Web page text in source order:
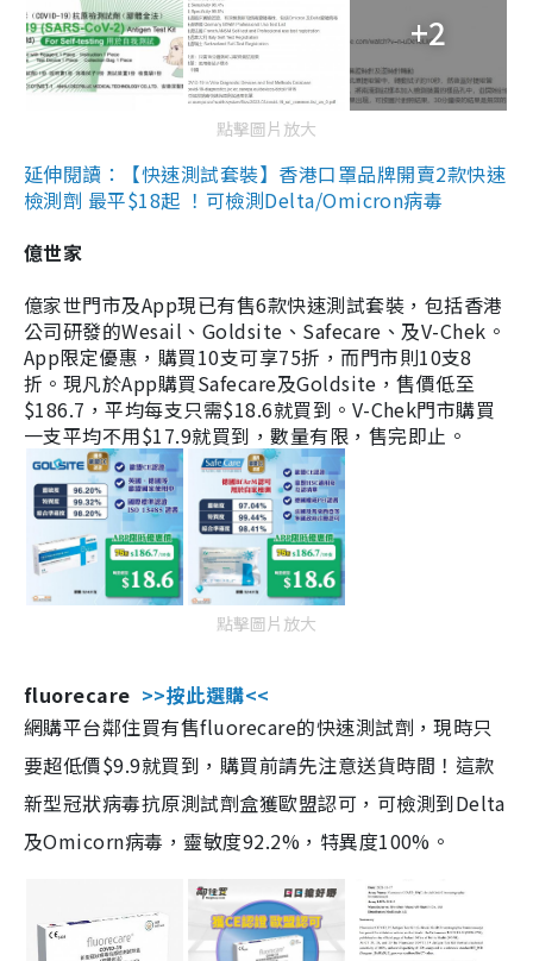
+2
點擊圖片放大
延伸閱讀：【快速測試套裝】香港口罩品牌開賣2款快速
檢測劑 最平$18起 ！可檢測Delta/Omicron病毒
億世家
億家世門市及App現已有售6款快速測試套裝，包括香港
公司研發的Wesail、Goldsite、Safecare、及V-Chek。
App限定優惠，購買10支可享75折，而門市則10支8
折。現凡於App購買Safecare及Goldsite，售價低至
$186.7，平均每支只需$18.6就買到。V-Chek門市購買
一支平均不用$17.9就買到，數量有限，售完即止。
點擊圖片放大
fluorecare >>按此選購<<
網購平台鄰住買有售fluorecare的快速測試劑，現時只
要超低價$9.9就買到，購買前請先注意送貨時間！這款
新型冠狀病毒抗原測試劑盒獲歐盟認可，可檢測到Delta
及Omicorn病毒，靈敏度92.2%，特異度100%。